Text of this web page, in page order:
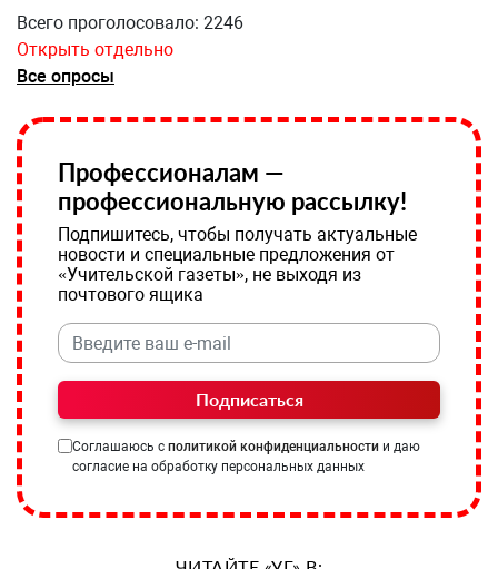
Всего проголосовало: 2246
Открыть отдельно
Все опросы
Профессионалам —
профессиональную рассылку!
Подпишитесь, чтобы получать актуальные
новости и специальные предложения от
«Учительской газеты», не выходя из
почтового ящика
Подписаться
Соглашаюсь с политикой конфиденциальности и даю
согласие на обработку персональных данных